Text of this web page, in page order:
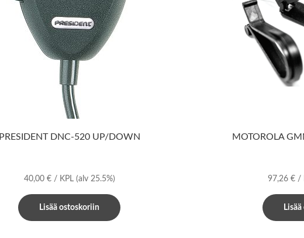
PRESIDENT DNC-520 UP/DOWN
40,00 €/ KPL (alv 25.5%)
Lisää ostoskoriin
MOTOROLA
97,26€ /